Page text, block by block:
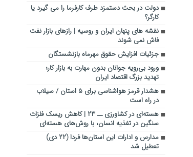
دولت در بحث دستمزد طرف کارفرما را می گیرد یا
کارگر؟
نقشه های پنهان ایران و روسیه | رازهای بازار نفت
فاش نمی‌ شوند
جزئیات افزایش حقوق مهرماه بازنشستگان
ورود بی‌رویه جوانان بدون مهارت به بازار کار؛
تهدید بزرگ اقتصاد ایران
هشدار قرمز هواشناسی برای ۵ استان / سیلاب
در راه است
هسته‌ای در کشاورزی ــ ۲۳ | کاهش ریسک فلزات
سنگین در تغذیه انسان، با روش‌های هسته‌ای
مدارس و ادارات این استان‌ها فردا (۲۲ دی)
تعطیل شد